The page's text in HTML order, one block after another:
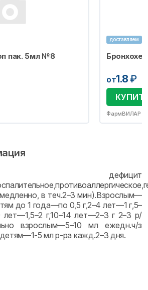
пак. 5мл №8
доставляем
от1.8₽
ФармВИЛАР
дефицит
в теч.2–3 мин).Взрослым—
до 1 года—по 0,5 г,2–4 лет—1 г,5–
г,10–14 лет—2–3 г 2–3 р/
взрослым—5–10 мл ежедн.ч/з
5 мл р-ра кажд.2–3 дня.